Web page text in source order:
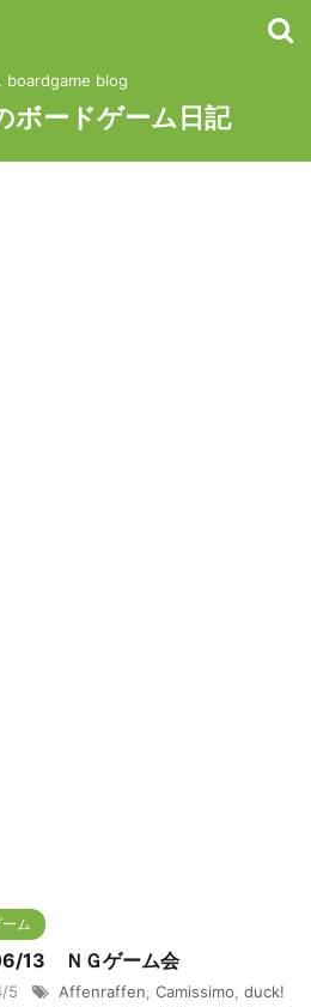
boardgame blog
ボードゲーム日記
ム
13 ＮＧゲーム会
5 Affenraffen Camissimo duck!